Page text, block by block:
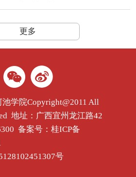
更多
学院Copyright@2011 All
地址：广西宜州龙江路42
备案号：桂ICP备
号